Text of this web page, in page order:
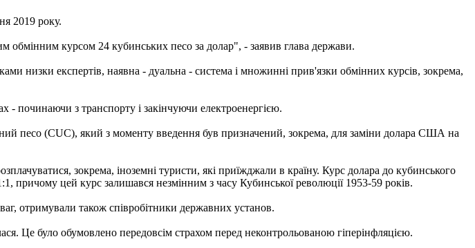
2019 року.
обмінним курсом 24 кубинських песо за долар", - заявив глава держави.
низки експертів, наявна - дуальна - система і множинні прив'язки обмінних курсів, зокрема,
- починаючи з транспорту і закінчуючи електроенергією.
песо (CUC), який з моменту введення був призначений, зокрема, для заміни долара США на
зокрема, іноземні туристи, які приїжджали в країну. Курс долара до кубинського
причому цей курс залишався незмінним з часу Кубинської революції 1953-59 років.
отримували також співробітники державних установ.
Це було обумовлено передовсім страхом перед неконтрольованою гіперінфляцією.